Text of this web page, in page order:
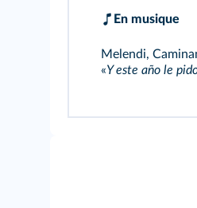
En musique
Melendi,
«Y este año le